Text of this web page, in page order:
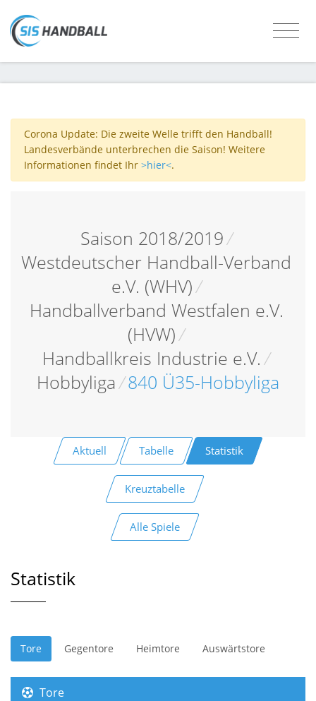
Corona Update: Die zweite Welle trifft den Handball!
Landesverbände unterbrechen die Saison! Weitere
Informationen findet Ihr >hier<.
Saison 2018/2019/
Westdeutscher Handball-Verband
e.V. (WHV)/
Handballverband Westfalen e.V.
(HVW)/
Handballkreis Industrie e.V. /
Hobbyliga/840 Ü35-Hobbyliga
Aktuell Tabelle Statistik
Kreuztabelle
Alle Spiele
Statistik
Tore Gegentore Heimtore Auswärtstore
Tore